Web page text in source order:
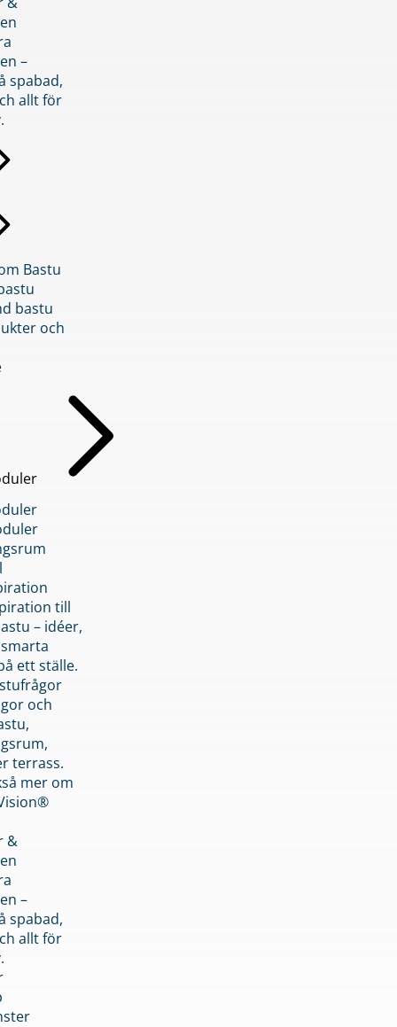
–
spabad,
allt för
Bastu
bastu
och
till
– idéer,
ett ställe.
och
terrass.
mer om
&
–
spabad,
allt för